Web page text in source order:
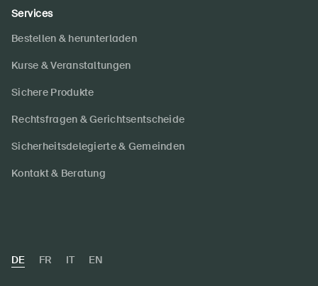
Services
Bestellen & herunterladen
Kurse & Veranstaltungen
Sichere Produkte
Rechtsfragen & Gerichtsentscheide
Sicherheitsdelegierte & Gemeinden
Kontakt & Beratung
DE FR IT EN